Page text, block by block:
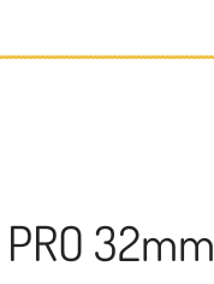
32mm